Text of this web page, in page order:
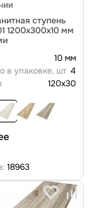
ступень
1200x300x10 мм
10 мм
в упаковке, шт 4
120x30
18963